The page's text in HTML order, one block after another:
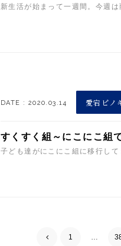
新生活が始まって一週間。今週
DATE : 2020.03.14 愛宕ピノ
すくすく組～にこにこ組
子ども達がにこにこ組に移行し
1